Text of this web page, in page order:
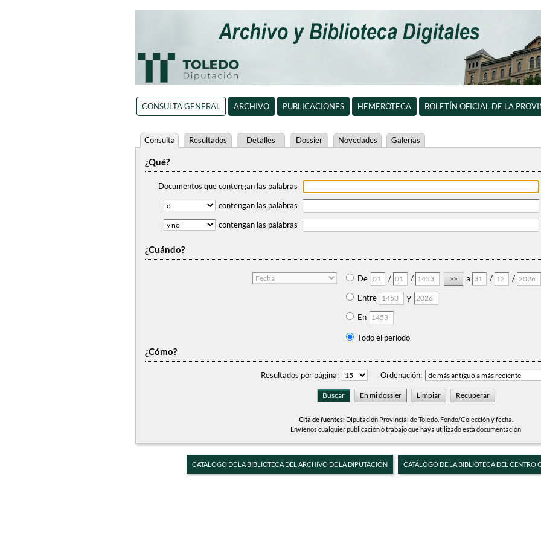
CONSULTA GENERAL ARCHIVO PUBLICACIONES HEMEROTECA BOLETÍN OFICIAL DE LA
Consulta Resultados Detalles Dossier Novedades Galerías
¿Qué?
Documentos que contengan las palabras
contengan las palabras
contengan las palabras
¿Cuándo?
De / / a /
/
Entre
y
En
Todo el período
¿Cómo?
Resultados por página: Ordenación:
Cita de fuentes:Diputación Provincial de Toledo. Fondo/Colección y fecha.
Envíenos cualquier publicación o trabajo que haya utilizado esta documentación
CATÁLOGO DE LA BIBLIOTECA DEL ARCHIVO DE LA DIPUTACIÓN CATÁLOGO DE LA BIBLIOTECA DEL CENTRO